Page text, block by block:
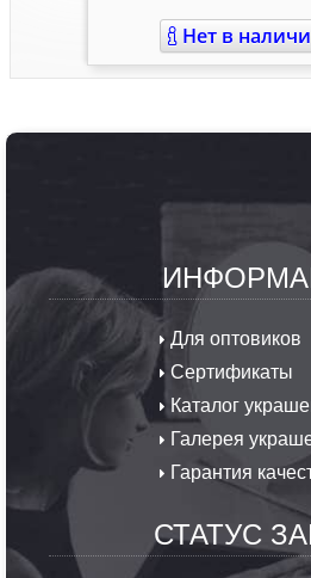
Нет в
Для оптовиков
Сертификаты
Каталог
Галерея
Гарантия
СТАТУС